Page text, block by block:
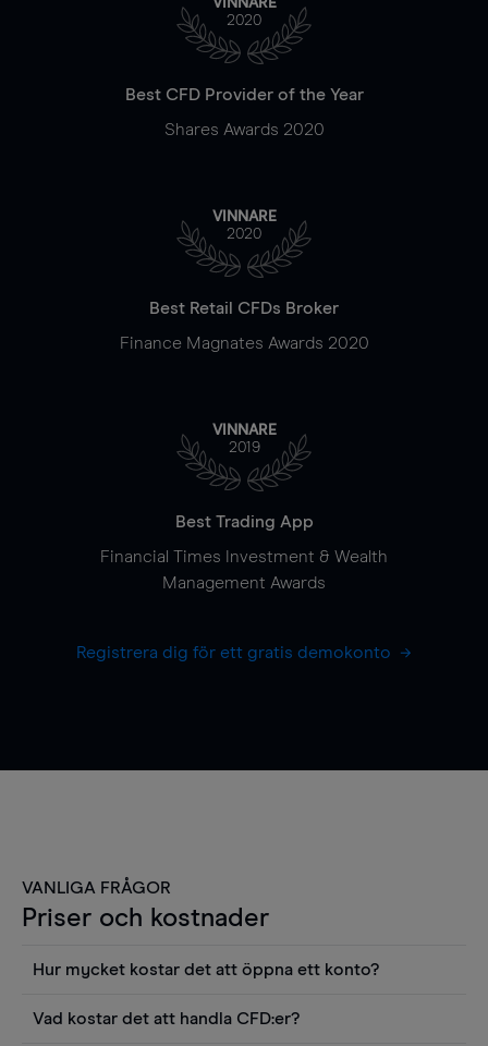
2020
Best CFD Provider of the Year
Shares Awards 2020
VINNARE
2020
Best Retail CFDs Broker
Finance Magnates Awards 2020
VINNARE
2019
Best Trading App
Financial Times Investment & Wealth
Management Awards
Registrera dig för ett gratis demokonto
VANLIGA FRÅGOR
Priser och kostnader
Hur mycket kostar det att öppna ett konto?
Vad kostar det att handla CFD:er?